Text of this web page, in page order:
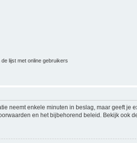
lijst met online gebruikers
neemt enkele minuten in beslag, maar geeft
en het bijbehorend beleid. Bekijk ook